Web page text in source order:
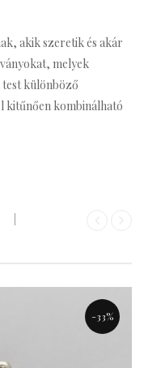
akik szeretik és akár
melyek
test különböző
kitűnően kombinálható
-33%